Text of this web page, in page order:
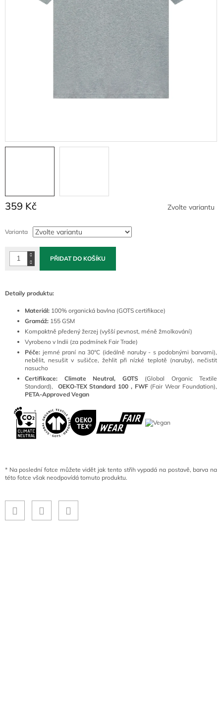
359 Kč
cena:
Zvolte variantu
Varianta
PŘIDAT DO KOŠÍKU
Detaily produktu:
Materiál: 100% organická bavlna (GOTS certifikace)
Gramáž: 155 GSM
Kompaktně předený žerzej (vyšší pevnost, méně žmolkování)
Vyrobeno v Indii (za podmínek Fair Trade)
Péče: jemné praní na 30°C (ideálně naruby - s podobnými barvami),
nebělit, nesušit v sušičce, žehlit při nízké teplotě (naruby), nečistit
nasucho
Certifikace: Climate Neutral, GOTS(Global Organic Textile
Standard),
OEKO-TEX Standard 100 , FWF (Fair Wear Foundation),
PETA-Approved Vegan
* Na poslední fotce můžete vidět jak tento střih vypadá na postavě, barva na
této fotce však neodpovídá tomuto produktu.